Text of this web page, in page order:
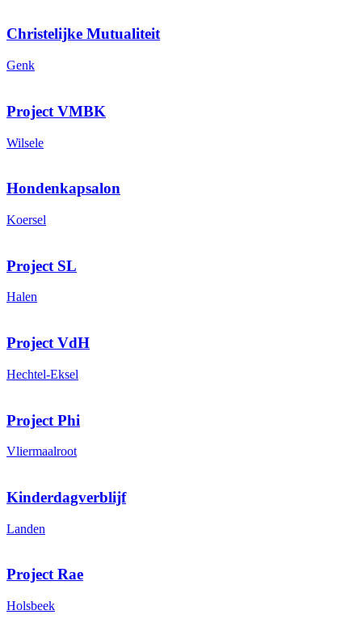
Christelijke Mutualiteit
Genk
Project VMBK
Wilsele
Hondenkapsalon
Koersel
Project SL
Halen
Project VdH
Hechtel-Eksel
Project Phi
Vliermaalroot
Kinderdagverblijf
Landen
Project Rae
Holsbeek